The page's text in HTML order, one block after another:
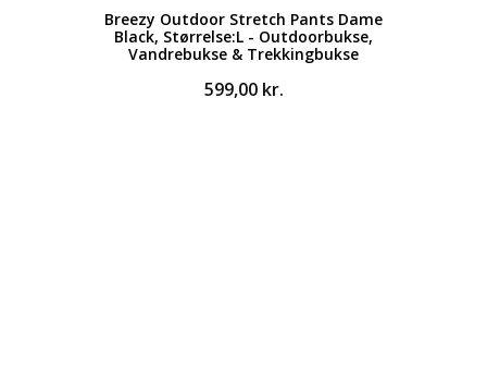
Breezy Outdoor Stretch Pants Dame
Black, Størrelse:L - Outdoorbukse,
Vandrebukse & Trekkingbukse
599,00 kr.